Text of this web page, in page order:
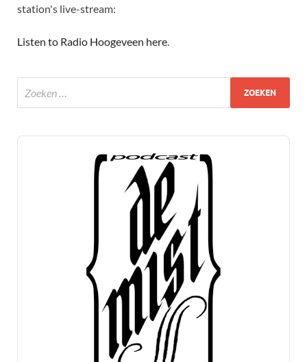
station's live-stream:
Listen to Radio Hoogeveen here.
Audio